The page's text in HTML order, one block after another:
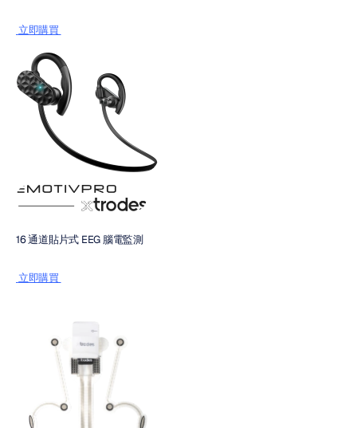
立即購買
16 通道貼片式 EEG 腦電監測
立即購買